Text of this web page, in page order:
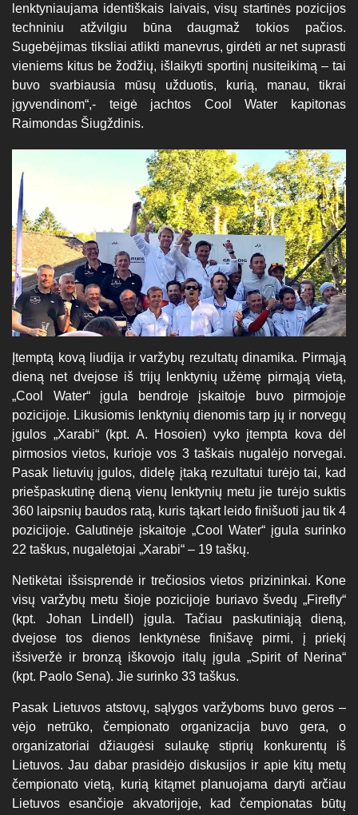
lenktyniaujama identiškais laivais, visų startinės pozicijos
techniniu atžvilgiu būna daugmaž tokios pačios.
Sugebėjimas tiksliai atlikti manevrus, girdėti ar net suprasti
vieniems kitus be žodžių, išlaikyti sportinį nusiteikimą – tai
buvo svarbiausia mūsų užduotis, kurią, manau, tikrai
įgyvendinom“,- teigė jachtos Cool Water kapitonas
Raimondas Šiugždinis.
Įtemptą kovą liudija ir varžybų rezultatų dinamika. Pirmąją
dieną net dvejose iš trijų lenktynių užėmę pirmąją vietą,
„Cool Water“ įgula bendroje įskaitoje buvo pirmojoje
pozicijoje. Likusiomis lenktynių dienomis tarp jų ir norvegų
įgulos „Xarabi“ (kpt. A. Hosoien) vyko įtempta kova dėl
pirmosios vietos, kurioje vos 3 taškais nugalėjo norvegai.
Pasak lietuvių įgulos, didelę įtaką rezultatui turėjo tai, kad
priešpaskutinę dieną vienų lenktynių metu jie turėjo suktis
360 laipsnių baudos ratą, kuris tąkart leido finišuoti jau tik 4
pozicijoje. Galutinėje įskaitoje „Cool Water“ įgula surinko
22 taškus, nugalėtojai „Xarabi“ – 19 taškų.
Netikėtai išsisprendė ir trečiosios vietos prizininkai. Kone
visų varžybų metu šioje pozicijoje buriavo švedų „Firefly“
(kpt. Johan Lindell) įgula. Tačiau paskutiniąją dieną,
dvejose tos dienos lenktynėse finišavę pirmi, į priekį
išsiveržė ir bronzą iškovojo italų įgula „Spirit of Nerina“
(kpt. Paolo Sena). Jie surinko 33 taškus.
Pasak Lietuvos atstovų, sąlygos varžyboms buvo geros –
vėjo netrūko, čempionato organizacija buvo gera, o
organizatoriai džiaugėsi sulaukę stiprių konkurentų iš
Lietuvos. Jau dabar prasidėjo diskusijos ir apie kitų metų
čempionato vietą, kurią kitąmet planuojama daryti arčiau
Lietuvos esančioje akvatorijoje, kad čempionatas būtų